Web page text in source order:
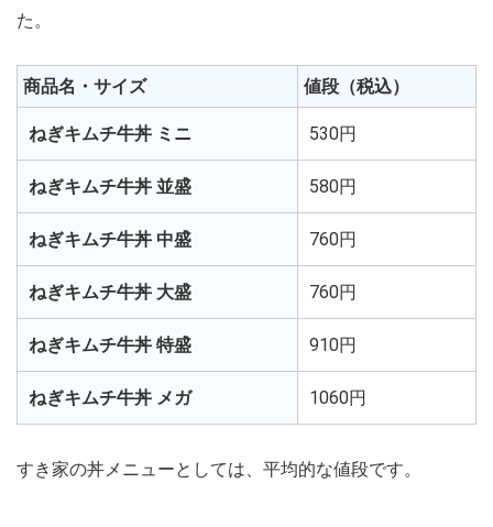
た。
商品名・サイズ 値段（税込）
ねぎキムチ牛丼 ミニ 530円
ねぎキムチ牛丼 並盛 580円
ねぎキムチ牛丼 中盛 760円
ねぎキムチ牛丼 大盛 760円
ねぎキムチ牛丼 特盛 910円
ねぎキムチ牛丼 メガ 1060円
すき家の丼メニューとしては、平均的な値段です。